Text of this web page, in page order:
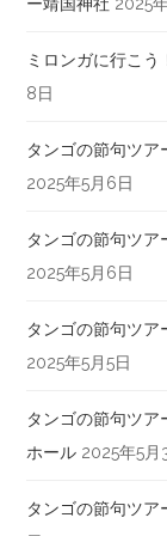
ミロンガに行こ
8日
タンゴの節句ツア
2025年5月6日
タンゴの節句ツ
2025年5月6日
タンゴの節句ツ
2025年5月5日
タンゴの節句ツ
ホール 2025年5月
タンゴの節句ツア